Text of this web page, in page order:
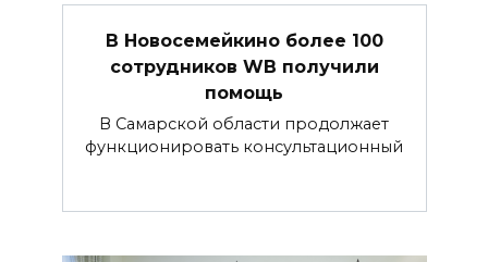
В Новосемейкино более 100
сотрудников WB получили
помощь
В Самарской области продолжает
функционировать консультационный